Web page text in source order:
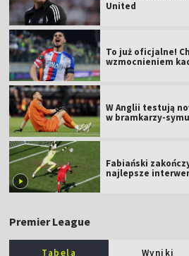
United
To już oficjalne!
wzmocnieniem
W Anglii testują
w bramkarzy-
Fabiański
najlepsze
Premier League
Tabela Wyniki